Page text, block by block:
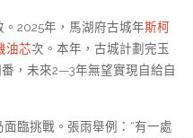
2025年，馬湖府古城年斯柯
油芯次。本年，古城計劃完玉
，未來2—3年無望實現自給自
臨挑戰。張雨舉例：“有一處